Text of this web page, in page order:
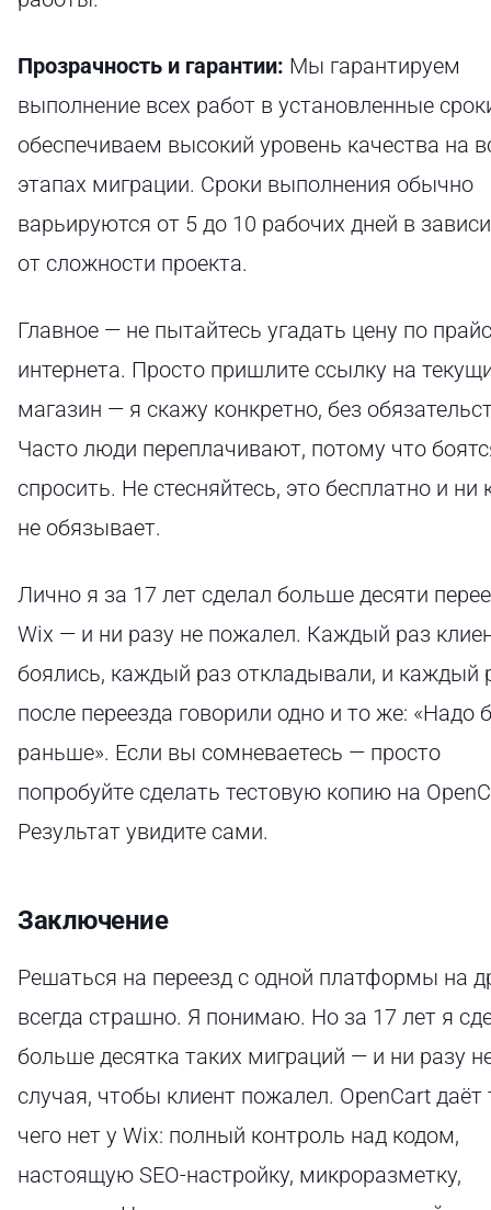
Прозрачность и гарантии: Мы гарантируем
выполнение всех работ в установленные
обеспечиваем высокий уровень качества на
этапах миграции. Сроки выполнения обычно
варьируются от 5 до 10 рабочих дней в
от сложности проекта.
Главное — не пытайтесь угадать цену по
интернета. Просто пришлите ссылку на
магазин — я скажу конкретно, без
Часто люди переплачивают, потому что
спросить. Не стесняйтесь, это бесплатно и ни
не обязывает.
Лично я за 17 лет сделал больше десяти
Wix — и ни разу не пожалел. Каждый раз
боялись, каждый раз откладывали, и каждый
после переезда говорили одно и то же: «Надо
раньше». Если вы сомневаетесь — просто
попробуйте сделать тестовую копию на
Результат увидите сами.
Заключение
Решаться на переезд с одной платформы на
всегда страшно. Я понимаю. Но за 17 лет я
больше десятка таких миграций — и ни разу
случая, чтобы клиент пожалел. OpenCart даёт
чего нет у Wix: полный контроль над кодом,
настоящую SEO-настройку, микроразметку,